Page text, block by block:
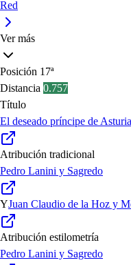
Red
Ver más
Posición 17ª
Distancia 0.757
Título
El deseado príncipe de
Atribución tradicional
Pedro Lanini y Sagredo
YJuan Claudio de la Hoz y
Atribución estilometría
Pedro Lanini y Sagredo